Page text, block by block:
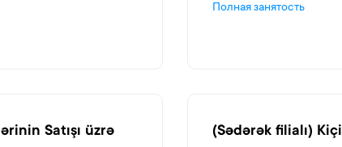
Полная занятость
Satışı üzrə
(Sədərək filialı)